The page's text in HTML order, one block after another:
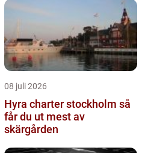
08 juli 2026
Hyra charter stockholm så
får du ut mest av
skärgården